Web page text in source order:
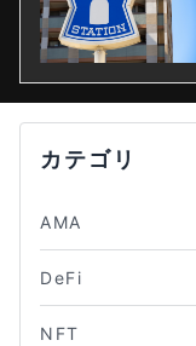
カテゴリ
AMA
DeFi
NFT